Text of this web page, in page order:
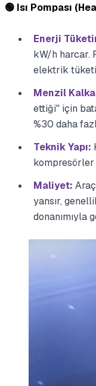
🟢 Isı Pompası
Enerji
kW/h harcar.
elektrik
Menzil
ettiği" için
%30 daha
Teknik Yapı:
Maliyet:
yansır,
donanımıyla